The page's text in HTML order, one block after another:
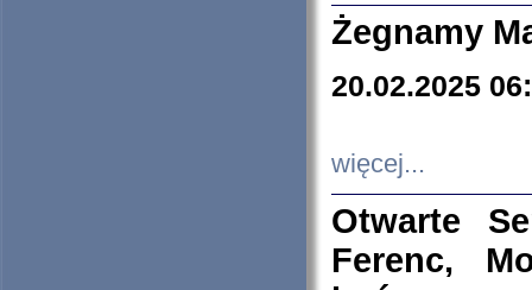
Żegnamy
20.02.2025
więcej...
Otwarte
Ferenc,